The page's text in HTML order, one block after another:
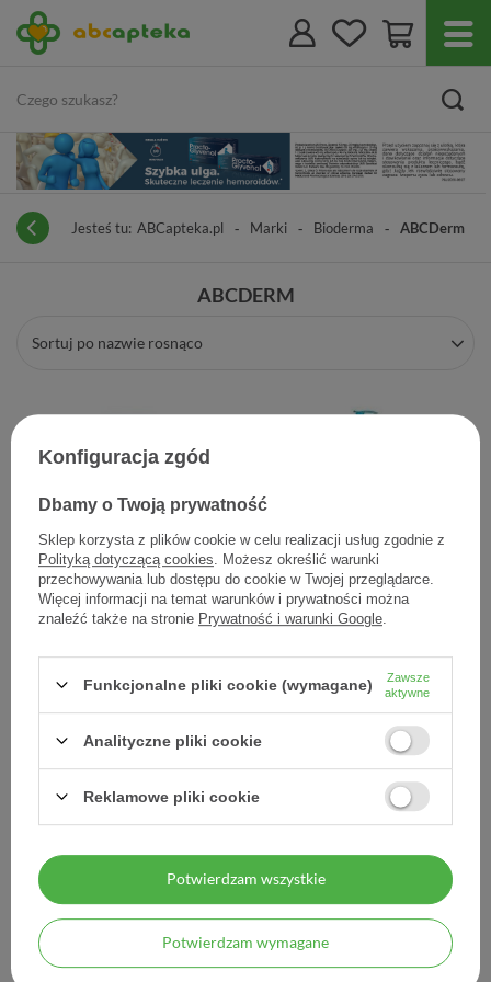
Jesteś tu: ABCapteka.pl Marki Bioderma ABCDerm
ABCDERM
Sortuj po nazwie rosnąco
Bioderma ABCDerm Peri
Oral, krem ochronno-
łagodzący do skóry wokół
48,90 zł
1,22 zł / szt.
BIODERMA ABCDERM,
Żel myjący dla dzieci i
niemowląt, 1000 ml
79,74 zł
79,74 zł / szt.
MOJE ZAMÓWIENIE
MOJE KONTO
Konfiguracja zgód
Dbamy o Twoją prywatność
Sklep korzysta z plików cookie w celu realizacji usług zgodnie z
Polityką dotyczącą cookies . Możesz określić warunki
przechowywania lub dostępu do cookie w Twojej przeglądarce.
Więcej informacji na temat warunków i prywatności można
znaleźć także na stronie Prywatność i warunki Google
Funkcjonalne pliki cookie (wymagane)
Zawsze
aktywne
Analityczne pliki cookie
Reklamowe pliki cookie
Potwierdzam wymagane
Potwierdzam wszystkie